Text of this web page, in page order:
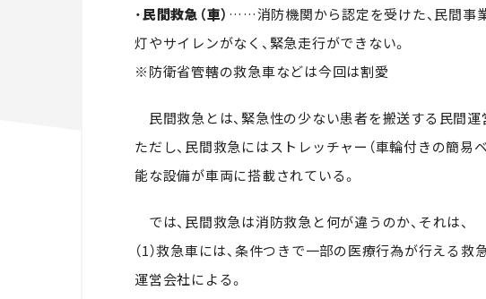
・民間救急（車） ……消防機関から認定を受けた、民間事
灯やサイレンがなく、緊急走行ができない。
※防衛省管轄の救急車などは今回は割愛
民間救急とは、緊急性の少ない患者を搬送する民間運
ただし、民間救急にはストレッチャー（車輪付きの簡易
能な設備が車両に搭載されている。
では、民間救急は消防救急と何が違うのか、それは、
（1）救急車には、条件つきで一部の医療行為が行える
運営会社による。